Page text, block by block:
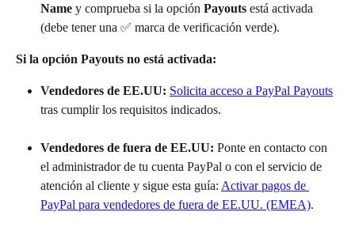
Name y comprueba si la opción Payouts está activada
(debe tener una ✅ marca de verificación verde).
Si la opción Payouts no está activada:
Vendedores de EE.UU: Solicita acceso a PayPal Payouts
tras cumplir los requisitos indicados.
Vendedores de fuera de EE.UU: Ponte en contacto con
el administrador de tu cuenta PayPal o con el servicio de
atención al cliente y sigue esta guía: Activar pagos de
PayPal para vendedores de fuera de EE.UU. (EMEA).